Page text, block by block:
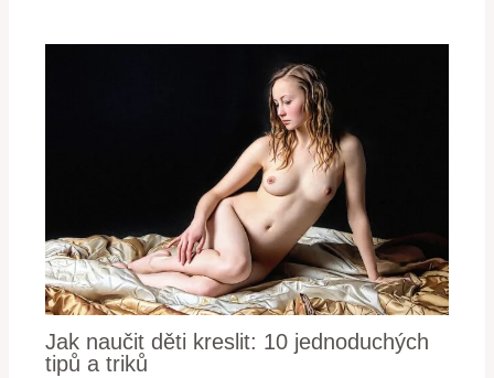
Jak naučit děti kreslit: 10 jednoduchých
tipů a triků